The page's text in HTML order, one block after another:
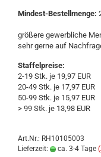
Mindest-​Bestellmenge:
grö­ße­re ge­werb­li­che
sehr gerne auf
Staffelpreise:
2-19 Stk. je 19,97 EUR
20-49 Stk. je 17,97 EUR
50-99 Stk. je 15,97 EUR
> 99 Stk. je 13,98 EUR
Art.Nr.: RH10105003
Lieferzeit:
ca. 3-4 Tage